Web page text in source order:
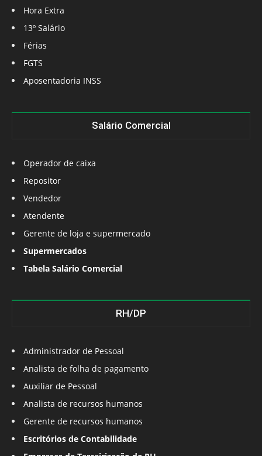
Hora Extra
13º Salário
Férias
FGTS
Aposentadoria INSS
Salário Comercial
Operador de caixa
Repositor
Vendedor
Atendente
Gerente de loja e supermercado
Supermercados
Tabela Salário Comercial
RH/DP
Administrador de Pessoal
Analista de folha de pagamento
Auxiliar de Pessoal
Analista de recursos humanos
Gerente de recursos humanos
Escritórios de Contabilidade